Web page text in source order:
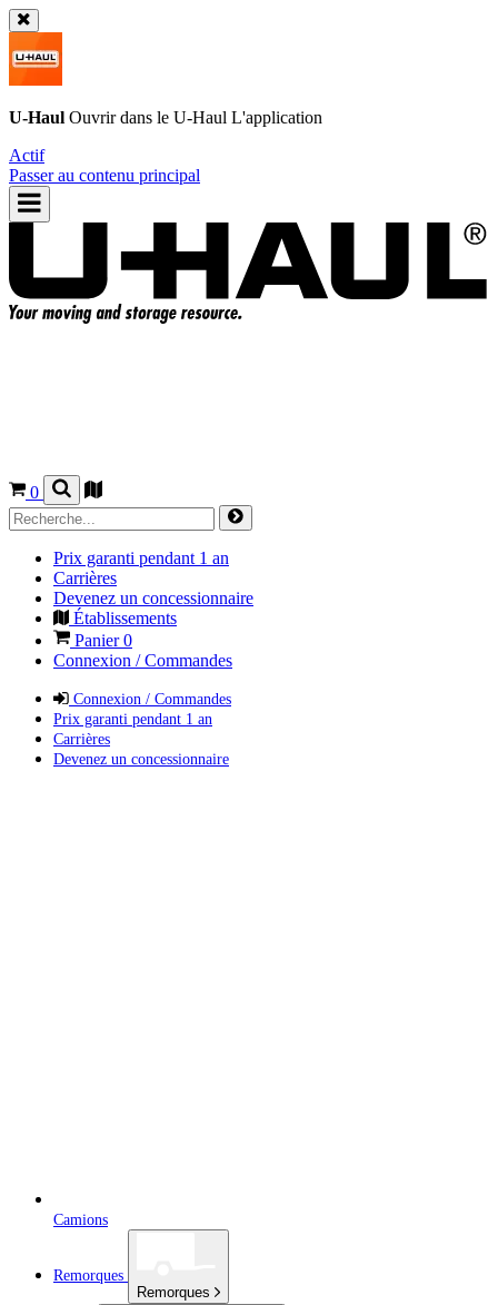
U-Haul Ouvrir dans le U-Haul L'application
Actif
Passer au contenu principal
0
Prix garanti pendant 1 an
Carrières
Devenez un concessionnaire
Établissements
Panier0
Connexion / Commandes
Connexion / Commandes
Prix garanti pendant 1 an
Carrières
Devenez un concessionnaire
Camions
Remorques
Remorques